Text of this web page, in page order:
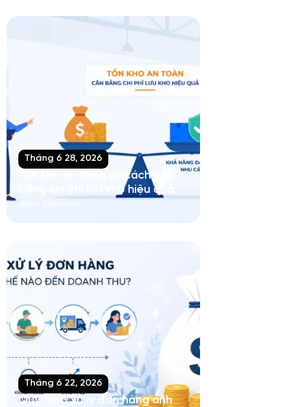
Tháng 6 28, 2026
Tồn kho an toàn và cách cân
bằng chi phí lưu kho hiệu quả
Tháng 6 22, 2026
Quy trình xử lý đơn hàng ảnh